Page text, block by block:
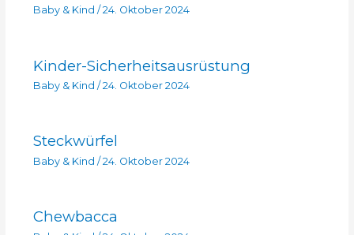
Baby & Kind / 24. Oktober 2024
Kinder-Sicherheitsausrüstung
Baby & Kind / 24. Oktober 2024
Steckwürfel
Baby & Kind / 24. Oktober 2024
Chewbacca